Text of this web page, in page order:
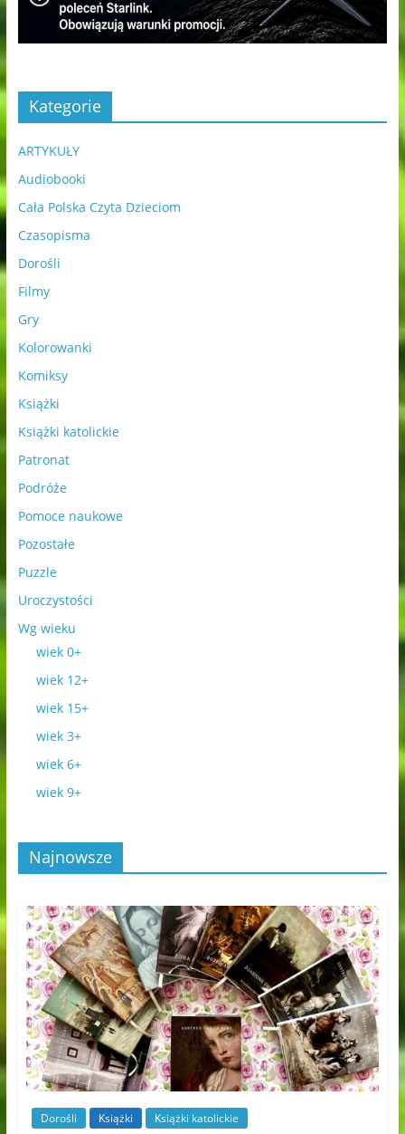
Kategorie
ARTYKUŁY
Audiobooki
Cała Polska Czyta Dzieciom
Czasopisma
Dorośli
Filmy
Gry
Kolorowanki
Komiksy
Książki
Książki katolickie
Patronat
Podróże
Pomoce naukowe
Pozostałe
Puzzle
Uroczystości
Wg wieku
wiek 0+
wiek 12+
wiek 15+
wiek 3+
wiek 6+
wiek 9+
Najnowsze
Dorośli Książki Książki katolickie